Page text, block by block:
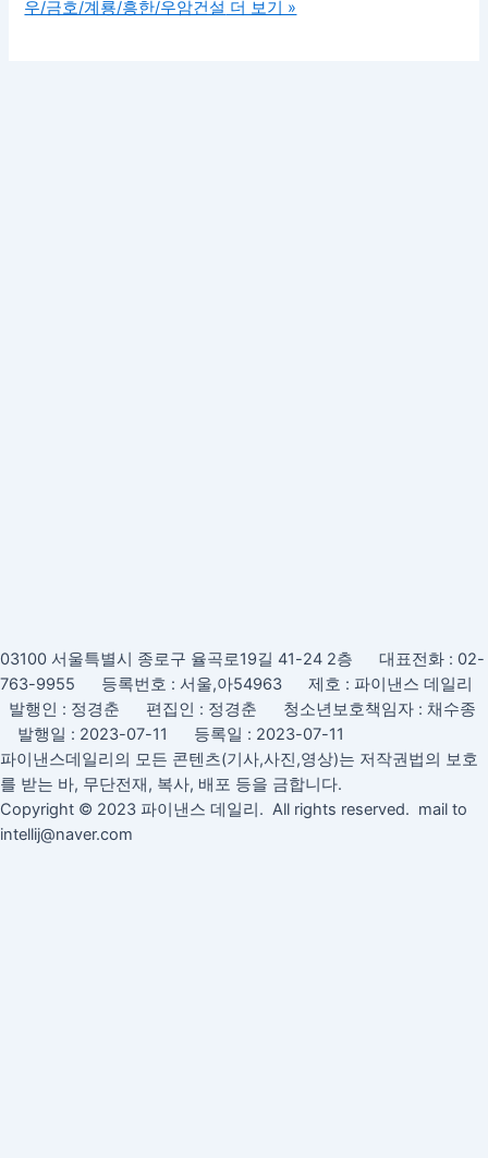
우/금호/계룡/흥한/우암건설 더 보기 »
03100 서울특별시 종로구 율곡로19길 41-24 2층 대표전화 : 02-
763-9955 등록번호 : 서울,아54963 제호 : 파이낸스 데일리
발행인 : 정경춘 편집인 : 정경춘 청소년보호책임자 : 채수종
발행일 : 2023-07-11 등록일 : 2023-07-11
파이낸스데일리의 모든 콘텐츠(기사,사진,영상)는 저작권법의 보호
를 받는 바, 무단전재, 복사, 배포 등을 금합니다.
Copyright © 2023 파이낸스 데일리. All rights reserved. mail to
intellij@naver.com